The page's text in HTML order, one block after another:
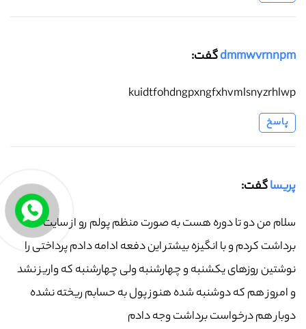
dmmwvrnnpmگفت:
kuidtfohdngpxngfxhvmlsnyzrhlwp
پاسخ
پریساگفت:
سلام من دو تا دوره هست به صورت منظم پولم رو از سایت شما
برداشت کردم و با انگیزه بیشتر این دفعه ادامه دادم پرداختی را
نوشتین روزهای یکشنبه و چهارشنبه ولی چهارشنبه که واریز نشد
و امروز هم که دوشنبه شده هنوز پول به حسابم ریخته نشده
دوبار هم درخواست برداشت وجه دادم